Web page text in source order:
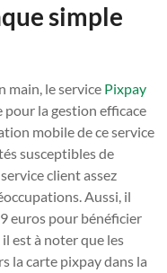
simple
main, le service Pixpay
pour la gestion efficace
mobile de ce service
susceptibles de
client assez
Aussi, il
euros pour bénéficier
est à noter que les
la carte pixpay dans la